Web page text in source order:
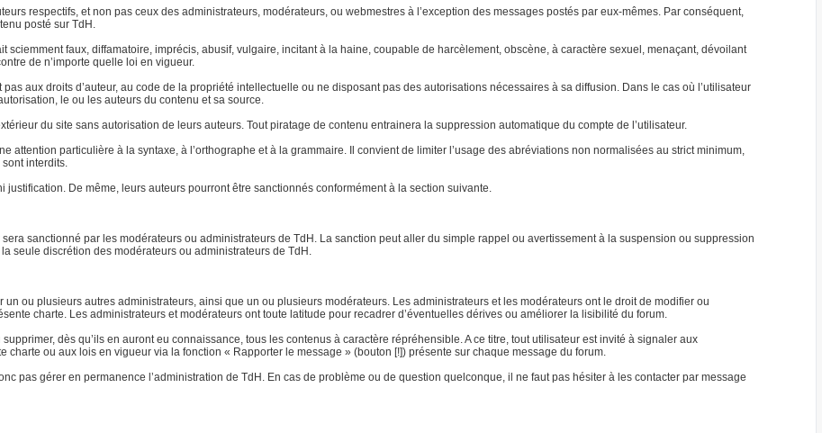
respectifs, et non pas ceux des administrateurs, modérateurs, ou webmestres à l’exception des messages postés par eux-mêmes. Par conséquent,
posté sur TdH.
sciemment faux, diffamatoire, imprécis, abusif, vulgaire, incitant à la haine, coupable de harcèlement, obscène, à caractère sexuel, menaçant, dévoilant
de n’importe quelle loi en vigueur.
aux droits d’auteur, au code de la propriété intellectuelle ou ne disposant pas des autorisations nécessaires à sa diffusion. Dans le cas où l’utilisateur
le ou les auteurs du contenu et sa source.
du site sans autorisation de leurs auteurs. Tout piratage de contenu entrainera la suppression automatique du compte de l’utilisateur.
attention particulière à la syntaxe, à l’orthographe et à la grammaire. Il convient de limiter l’usage des abréviations non normalisées au strict minimum,
interdits.
De même, leurs auteurs pourront être sanctionnés conformément à la section suivante.
sanctionné par les modérateurs ou administrateurs de TdH. La sanction peut aller du simple rappel ou avertissement à la suspension ou suppression
seule discrétion des modérateurs ou administrateurs de TdH.
ou plusieurs autres administrateurs, ainsi que un ou plusieurs modérateurs. Les administrateurs et les modérateurs ont le droit de modifier ou
charte. Les administrateurs et modérateurs ont toute latitude pour recadrer d’éventuelles dérives ou améliorer la lisibilité du forum.
dès qu’ils en auront eu connaissance, tous les contenus à caractère répréhensible. A ce titre, tout utilisateur est invité à signaler aux
ou aux lois en vigueur via la fonction « Rapporter le message » (bouton [!]) présente sur chaque message du forum.
pas gérer en permanence l’administration de TdH. En cas de problème ou de question quelconque, il ne faut pas hésiter à les contacter par message